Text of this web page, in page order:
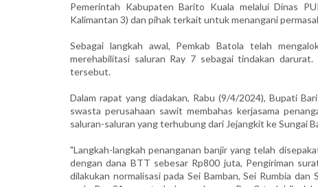
Pemerintah Kabupaten Barito Kuala melalui Dinas
Kalimantan 3) dan pihak terkait untuk menangani
Sebagai langkah awal, Pemkab Batola telah
merehabilitasi saluran Ray 7 sebagai tindakan
tersebut.
Dalam rapat yang diadakan, Rabu (9/4/2024), Bupati
swasta perusahaan sawit membahas kerjasama
saluran-saluran yang terhubung dari Jejangkit ke Sungai
"Langkah-langkah penanganan banjir yang telah
dengan dana BTT sebesar Rp800 juta, Pengiriman
dilakukan normalisasi pada Sei Bamban, Sei Rumbia